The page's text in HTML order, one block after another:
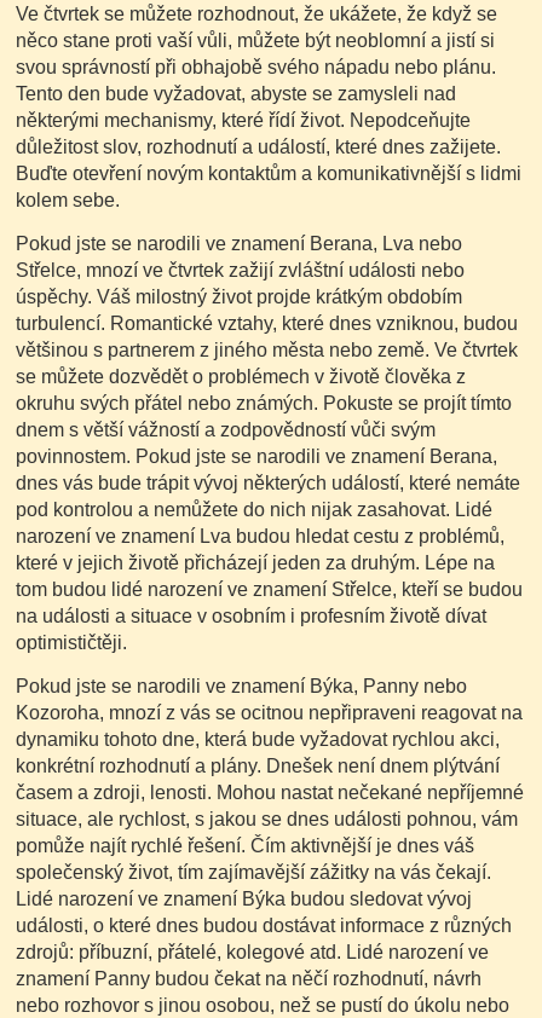
Ve čtvrtek se můžete rozhodnout, že ukážete, že když se
něco stane proti vaší vůli, můžete být neoblomní a jistí si
svou správností při obhajobě svého nápadu nebo plánu.
Tento den bude vyžadovat, abyste se zamysleli nad
některými mechanismy, které řídí život. Nepodceňujte
důležitost slov, rozhodnutí a událostí, které dnes zažijete.
Buďte otevření novým kontaktům a komunikativnější s lidmi
kolem sebe.
Pokud jste se narodili ve znamení Berana, Lva nebo
Střelce, mnozí ve čtvrtek zažijí zvláštní události nebo
úspěchy. Váš milostný život projde krátkým obdobím
turbulencí. Romantické vztahy, které dnes vzniknou, budou
většinou s partnerem z jiného města nebo země. Ve čtvrtek
se můžete dozvědět o problémech v životě člověka z
okruhu svých přátel nebo známých. Pokuste se projít tímto
dnem s větší vážností a zodpovědností vůči svým
povinnostem. Pokud jste se narodili ve znamení Berana,
dnes vás bude trápit vývoj některých událostí, které nemáte
pod kontrolou a nemůžete do nich nijak zasahovat. Lidé
narození ve znamení Lva budou hledat cestu z problémů,
které v jejich životě přicházejí jeden za druhým. Lépe na
tom budou lidé narození ve znamení Střelce, kteří se budou
na události a situace v osobním i profesním životě dívat
optimističtěji.
Pokud jste se narodili ve znamení Býka, Panny nebo
Kozoroha, mnozí z vás se ocitnou nepřipraveni reagovat na
dynamiku tohoto dne, která bude vyžadovat rychlou akci,
konkrétní rozhodnutí a plány. Dnešek není dnem plýtvání
časem a zdroji, lenosti. Mohou nastat nečekané nepříjemné
situace, ale rychlost, s jakou se dnes události pohnou, vám
pomůže najít rychlé řešení. Čím aktivnější je dnes váš
společenský život, tím zajímavější zážitky na vás čekají.
Lidé narození ve znamení Býka budou sledovat vývoj
události, o které dnes budou dostávat informace z různých
zdrojů: příbuzní, přátelé, kolegové atd. Lidé narození ve
znamení Panny budou čekat na něčí rozhodnutí, návrh
nebo rozhovor s jinou osobou, než se pustí do úkolu nebo